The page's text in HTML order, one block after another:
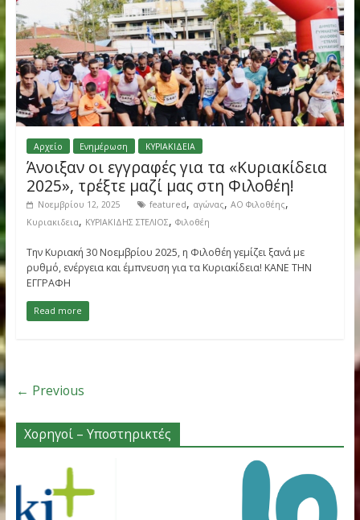
Bioiatriki+ Nutrition & IV Flow –
Υπερήφανοι Χορηγοί των αγώνων
«Κυριακίδεια 2025»
Νοεμβρίου 23, 2025 ΑΟ Φιλοθέης, Κυριακιδεια
Το διατροφολογικό κέντρο του Ομίλου Βιοιατρική Bioiatriki+
Nutrition και το IV Flow είναι υπερήφανοι χορηγοί των
δρόμου «Κυριακίδεια 2025»,
Read more
Άνοιξαν οι εγγραφές για τα
2025», τρέξτε μαζί μας στη Φιλοθέη!